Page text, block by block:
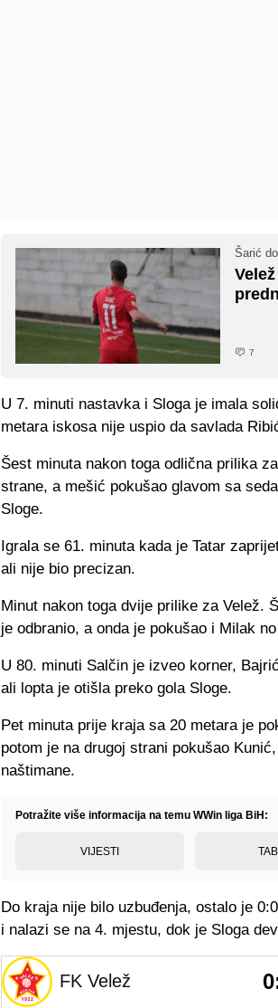
Šarić
7
U 7. minuti nastavka i Sloga je imala
metara iskosa nije uspio da savlada
Šest minuta nakon toga odlična prilika
strane, a mešić pokušao glavom sa
Sloge.
Igrala se 61. minuta kada je Tatar
ali nije bio precizan.
Minut nakon toga dvije prilike za Velež.
je odbranio, a onda je pokušao i Milak
U 80. minuti Salčin je izveo korner,
ali lopta je otišla preko gola Sloge.
Pet minuta prije kraja sa 20 metara je
potom je na drugoj strani pokušao
naštimane.
Potražite više informacija na temu WWin liga BiH:
VIJESTI
Do kraja nije bilo uzbuđenja, ostalo je
i nalazi se na 4. mjestu, dok je Sloga
FK Velež 0